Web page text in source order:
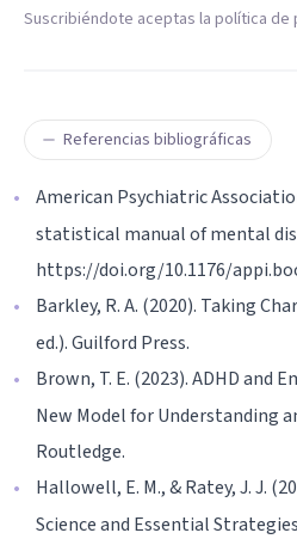
Suscribiéndote aceptas la política de
Referencias bibliográficas
American Psychiatric
statistical manual of mental
https://doi.org/10.1176/
Barkley, R. A. (2020). Taking
ed.). Guilford Press.
Brown, T. E. (2023). ADHD and
New Model for Understanding
Routledge.
Hallowell, E. M., & Ratey, J. J.
Science and Essential